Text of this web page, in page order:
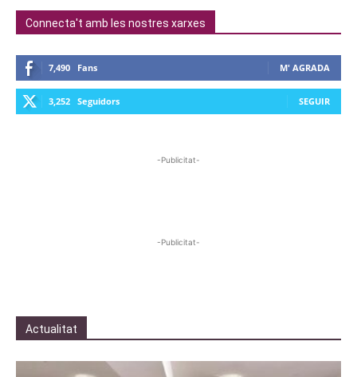
Connecta't amb les nostres xarxes
7,490 Fans M' AGRADA
3,252 Seguidors SEGUIR
-Publicitat-
-Publicitat-
Actualitat